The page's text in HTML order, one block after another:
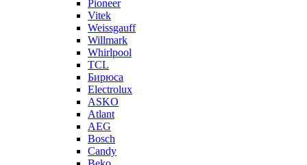
Pioneer
Vitek
Weissgauff
Willmark
Whirlpool
TCL
Бирюса
Electrolux
ASKO
Atlant
AEG
Bosch
Candy